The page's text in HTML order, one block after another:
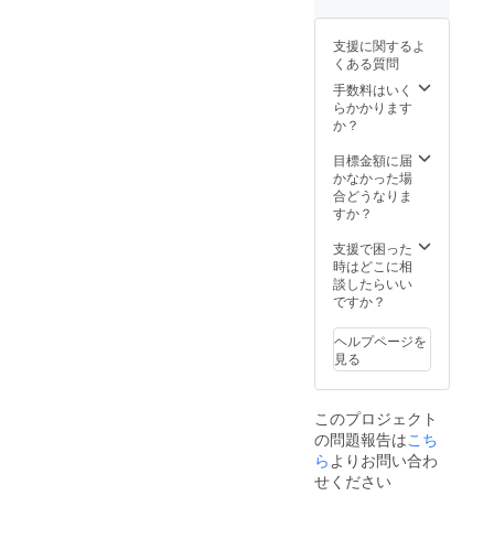
29ON』
会員以
外の方
向けの
リター
す。
定して
おりま
なられ
た会員
様は、
以下の
コース
をご注
す。 ・
低温調
理のお
低糖質
の肉
コース
(6000
円) ・晩
酌のお
低温調
理のお
つまみ
肉コー
ス(3000
円) ※お
飲み物
業とな
りま
す。
（開始
時刻を
過ぎて
可能で
すが終
了の時
ませ
ん。）
■CAMP
FIREで
なられ
た会員
様は、
以下の
をご注
文いた
だけま
す。 ・
員制に
なりま
す。
（お店
の住所
や予約
公開の
ため会
員にな
にメー
ルで個
別に送
付致し
・お店
19:00~
21:00の
制の営
業とな
りま
す。
（開始
ループ
来店す
ること
ができ
ます。
（1グ
12名様
までご
予約い
ただけ
・お店
はWeb
からの
完全予
完全会
員制に
なりま
す。
の住所
や予約
フォー
ムは非
公開の
支援に関するよ
くある質問
手数料はいく
らかかります
か？
目標金額に届
かなかった場
合どうなりま
すか？
支援で困った
時はどこに相
談したらいい
ですか？
ヘルプページを
見る
このプロジェクト
の問題報告はこち
らよりお問い合わ
せください